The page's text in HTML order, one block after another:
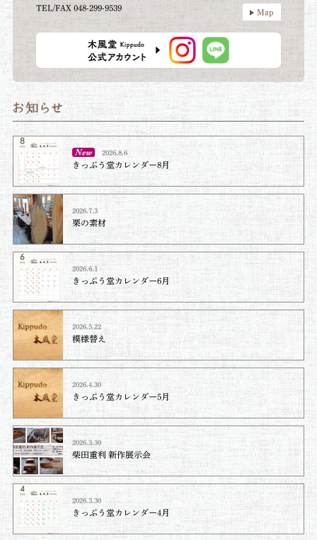
TEL/FAX 048-299-9539
Map
2026.8.6
きっぷう堂カレンダー8月
2026.7.3
栗の素材
2026.6.1
きっぷう堂カレンダー6月
2026.5.22
模様替え
2026.4.30
きっぷう堂カレンダー5月
2026.3.30
柴田重利 新作展示会
2026.3.30
きっぷう堂カレンダー4月